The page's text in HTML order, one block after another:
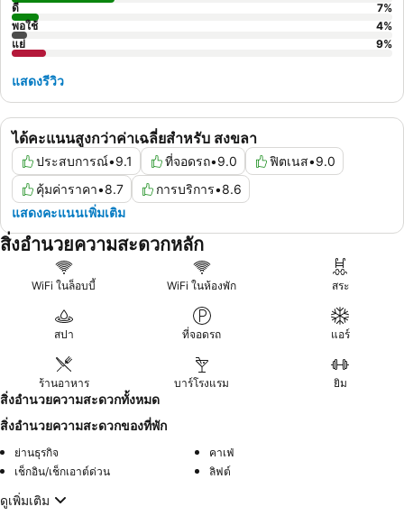
ได้คะแนนสูงกว่าค่าเฉลี่ยสำหรับ สงขลา
ประสบการณ์•9.1 ที่จอดรถ•9.0 ฟิตเนส•9.0
คุ้มค่าราคา•8.7 การบริการ•8.6
แสดงคะแนนเพิ่มเติม
ดี
7%
พอใช้
4%
แย่
9%
แสดงรีวิว
สิ่งอำนวยความสะดวกหลัก
WiFi ในล็อบบี้ WiFi ในห้องพัก สระ
สปา ที่จอดรถ แอร์
ร้านอาหาร บาร์โรงแรม ยิม
สิ่งอำนวยความสะดวกทั้งหมด
สิ่งอำนวยความสะดวกของที่พัก
ย่านธุรกิจ
คาเฟ่
เช็กอิน/เช็กเอาต์ด่วน
ลิฟต์
ดูเพิ่มเติม